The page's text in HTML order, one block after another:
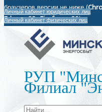
браузеров версии не ниже (
Edge - 93, Firefox - 92).
Личный кабинет юридических лиц
Личный кабинет физических лиц
РУП
Филиал